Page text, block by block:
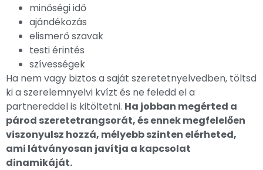
minőségi idő
ajándékozás
elismerő szavak
testi érintés
szívességek
Ha nem vagy biztos a saját szeretetnyelvedben, töltsd
ki a szerelemnyelvi kvízt és ne feledd el a
partnereddel is kitöltetni. Ha jobban megérted a
párod szeretetrangsorát, és ennek megfelelően
viszonyulsz hozzá, mélyebb szinten elérheted,
ami látványosan javítja a kapcsolat
dinamikáját.